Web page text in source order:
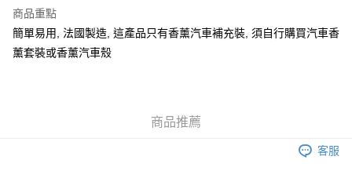
可選擇宅配, 順豐智能櫃, 順豐自提點等 , 如須智能樻提貨請輸入順
豐自提點點碼便可
每筆HK$30.00，滿HK$500.00或以上免運費
商品重點
簡單易用, 法國製造, 這產品只有香薰汽車補充裝, 須自行購買汽車香
薰套裝或香薰汽車殼
商品推薦
客服